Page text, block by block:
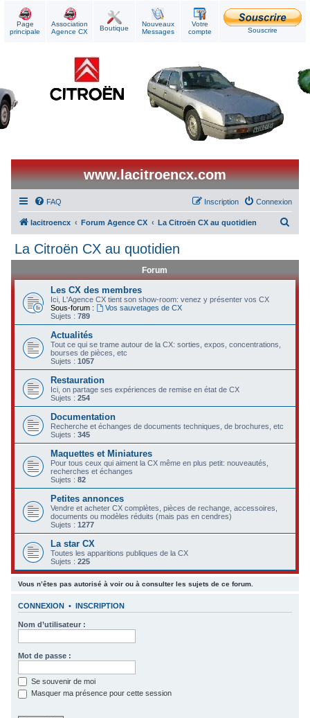
Page
principale
Association
Agence CX
Boutique
Nouveaux
Messages
Votre
compte
Souscrire
www.lacitroencx.com
FAQ Connexion
Inscription
lacitroencx Forum Agence CX La Citroën CX au quotidien
r
La Citroën CX au quotidien
Forum
Les CX des membres
Ici, L'Agence CX tient son show-room: venez y présenter vos CX
Sous-forum :
Vos sauvetages de CX
Sujets :789
Actualités
Tout ce qui se trame autour de la CX: sorties, expos, concentrations,
bourses de pièces, etc
Sujets :1057
Restauration
Ici, on partage ses expériences de remise en état de CX
Sujets :254
Documentation
Recherche et échanges de documents techniques, de brochures, etc
Sujets :345
Maquettes et Miniatures
Pour tous ceux qui aiment la CX même en plus petit: nouveautés,
recherches et échanges
Sujets :82
Petites annonces
Vendre et acheter CX complètes, pièces de rechange, accessoires,
documents ou modèles réduits (mais pas en cendres)
Sujets :1277
La star CX
Toutes les apparitions publiques de la CX
Sujets :225
Vous n’êtes pas autorisé à voir ou à consulter les sujets de ce forum.
CONNEXION • INSCRIPTION
Nom d’utilisateur :
Mot de passe :
Se souvenir de moi
Masquer ma présence pour cette session